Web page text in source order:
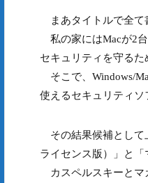
まあタイトルで全て
私の家にはMacが2台
セキュリティを守るた
そこで、Windows/
使えるセキュリティソ
その結果候補として
ライセンス版）」と「
カスペルスキーとマ